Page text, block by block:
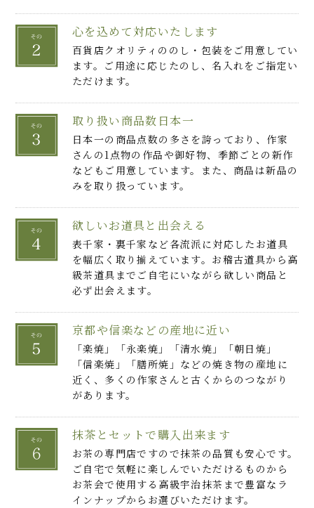
心を込めて対応いたします
百貨店クオリティののし・包装をご用意してい
ます。ご用途に応じたのし、名入れをご指定い
ただけます。
取り扱い商品数日本一
日本一の商品点数の多さを誇っており、作家
さんの1点物の作品や御好物、季節ごとの新作
などもご用意しています。また、商品は新品の
みを取り扱っています。
欲しいお道具と出会える
表千家・裏千家など各流派に対応したお道具
を幅広く取り揃えています。お稽古道具から高
級茶道具までご自宅にいながら欲しい商品と
必ず出会えます。
京都や信楽などの産地に近い
「楽焼」「永楽焼」「清水焼」「朝日焼」
「信楽焼」「膳所焼」などの焼き物の産地に
近く、多くの作家さんと古くからのつながり
があります。
抹茶とセットで購入出来ます
お茶の専門店ですので抹茶の品質も安心です。
ご自宅で気軽に楽しんでいただけるものから
お茶会で使用する高級宇治抹茶まで豊富なラ
インナップからお選びいただけます。